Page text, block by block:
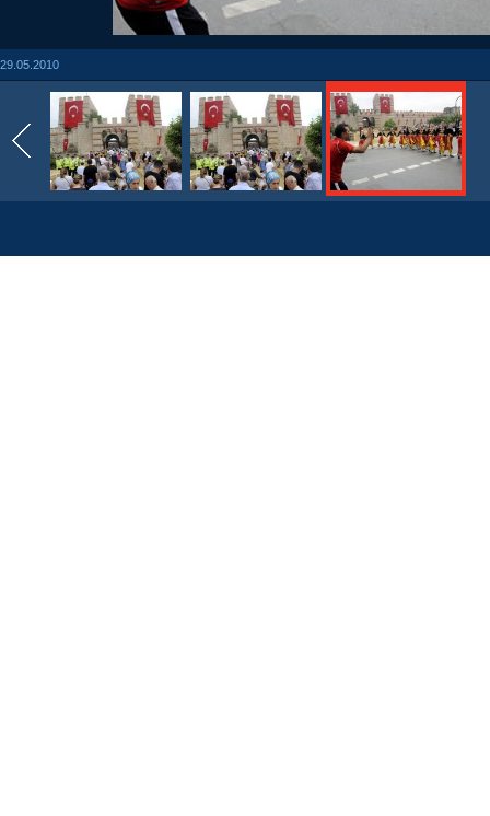
29.05.2010